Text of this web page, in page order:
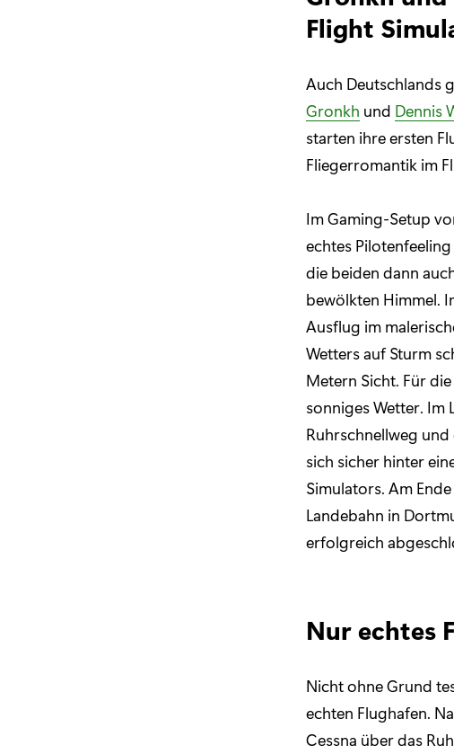
Flight
Auch Deutschlands
Gronkh und Dennis
starten ihre ersten
Fliegerromantik im
Im Gaming-Setup
echtes
die beiden dann
bewölkten Himmel.
Ausflug im
Wetters auf Sturm
Metern Sicht. Für
sonniges Wetter. Im
Ruhrschnellweg
sich sicher hinter
Simulators. Am
Landebahn in
erfolgreich
Nur echtes
Nicht ohne Grund
echten Flughafen.
Cessna über das